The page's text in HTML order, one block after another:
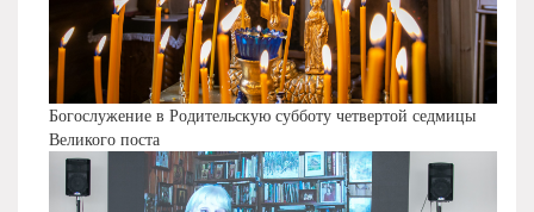
Богослужение в Родительскую субботу четвертой седмицы
Великого поста